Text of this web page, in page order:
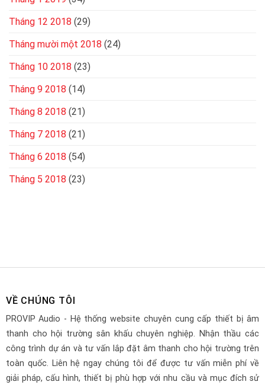
Tháng 12 2018 (29)
Tháng mười một 2018 (24)
Tháng 10 2018 (23)
Tháng 9 2018 (14)
Tháng 8 2018 (21)
Tháng 7 2018 (21)
Tháng 6 2018 (54)
Tháng 5 2018 (23)
VỀ CHÚNG TÔI
PROVIP Audio - Hệ thống website chuyên cung cấp thiết bị âm
thanh cho hội trường sân khấu chuyên nghiệp. Nhận thầu các
công trình dự án và tư vấn lắp đặt âm thanh cho hội trường trên
toàn quốc. Liên hệ ngay chúng tôi để được tư vấn miễn phí về
giải pháp, cấu hình, thiết bị phù hợp với nhu cầu và mục đích sử